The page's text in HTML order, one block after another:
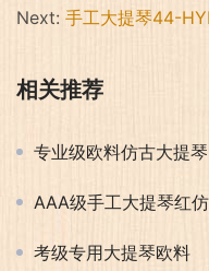
Next: 手工大提琴44-
相关推荐
专业级欧料仿古大提琴
AAA级手工大提琴红
考级专用大提琴欧料